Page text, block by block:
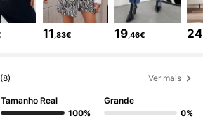
Seguidores
Seguidores
11,83€ 19,46€ 24
(8) Ver mais
Tamanho Real
100%
Grande
0%